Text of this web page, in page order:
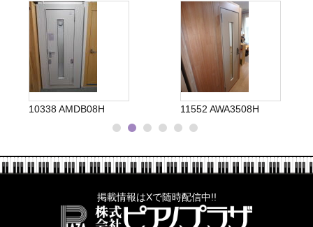
10338 AMDB08H 11552 AWA3508H
掲載情報はXで随時配信中!!